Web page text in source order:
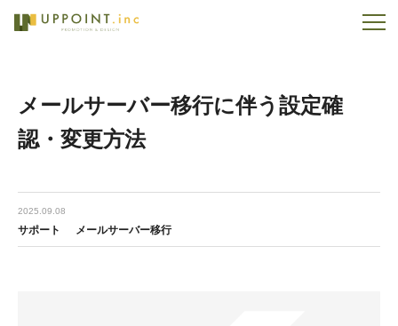
メールサーバー移行に伴う設定確
認・変更方法
2025.09.08
サポート メールサーバー移行